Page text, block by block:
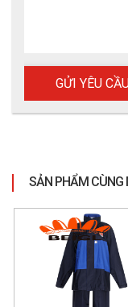
KẾT LUẬN
Bộ áo mưa cao cấp
áo mưa quốc dân
người. Hiện nay
khắp Việt Nam trải
Bên cạnh bộ áo
loại sản phẩm bảo
cả tốt nhất. Để
SẢN PHẨM CÙNG